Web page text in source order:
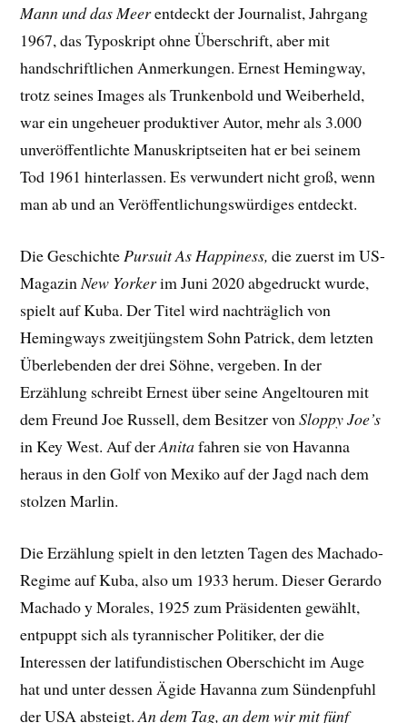
Mann und das Meerentdeckt der Journalist, Jahrgang
1967, das Typoskript ohne Überschrift, aber mit
handschriftlichen Anmerkungen. Ernest Hemingway,
trotz seines Images als Trunkenbold und Weiberheld,
war ein ungeheuer produktiver Autor, mehr als 3.000
unveröffentlichte Manuskriptseiten hat er bei seinem
Tod 1961 hinterlassen. Es verwundert nicht groß, wenn
man ab und an Veröffentlichungswürdiges entdeckt.
Die Geschichte Pursuit As Happiness,die zuerst im US-
Magazin New Yorkerim Juni 2020 abgedruckt wurde,
spielt auf Kuba. Der Titel wird nachträglich von
Hemingways zweitjüngstem Sohn Patrick, dem letzten
Überlebenden der drei Söhne, vergeben.In der
Erzählung schreibt Ernest über seine Angeltouren mit
dem Freund Joe Russell, dem Besitzer vonSloppy Joe’s
in Key West. Auf derAnitafahren sie von Havanna
heraus in den Golf von Mexiko auf der Jagd nach dem
stolzen Marlin.
Die Erzählung spielt in den letzten Tagen des Machado-
Regime auf Kuba, also um 1933 herum.Dieser Gerardo
Machado y Morales, 1925 zum Präsidenten gewählt,
entpuppt sich als tyrannischer Politiker, der die
Interessen der latifundistischen Oberschicht im Auge
hat und unter dessen Ägide Havanna zum Sündenpfuhl
der USA absteigt.An dem Tag, an dem wir mit fünf